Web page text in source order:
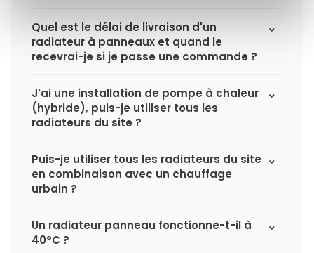
Quel est le délai de livraison d'un
radiateur à panneaux et quand le
recevrai-je si je passe une commande ?
J'ai une installation de pompe à chaleur
(hybride), puis-je utiliser tous les
radiateurs du site ?
Puis-je utiliser tous les radiateurs du site
en combinaison avec un chauffage
urbain ?
Un radiateur panneau fonctionne-t-il à
40°C ?